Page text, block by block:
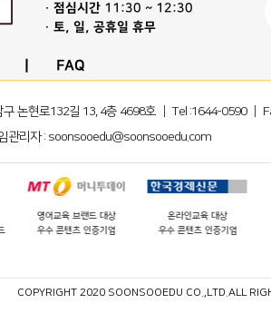
점심시간11:30 ~ 12:30
토, 일, 공휴일 휴무
FAQ
구 논현로132길 13, 4층 4698호 ｜ Tel :1644-0590
관리자 : soonsooedu@soonsooedu.com
영어교육 브랜드 대상
우수 콘텐츠 인증기업
온라인교육 대상
우수 콘텐츠 인증기업
COPYRIGHT 2020 SOONSOOEDU CO.,LTD.ALL